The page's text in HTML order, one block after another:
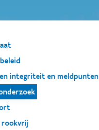
integriteit en meldpunten